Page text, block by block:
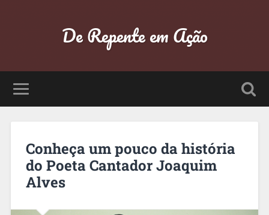
De Repente em Ação
Conheça um pouco da história
do Poeta Cantador Joaquim
Alves